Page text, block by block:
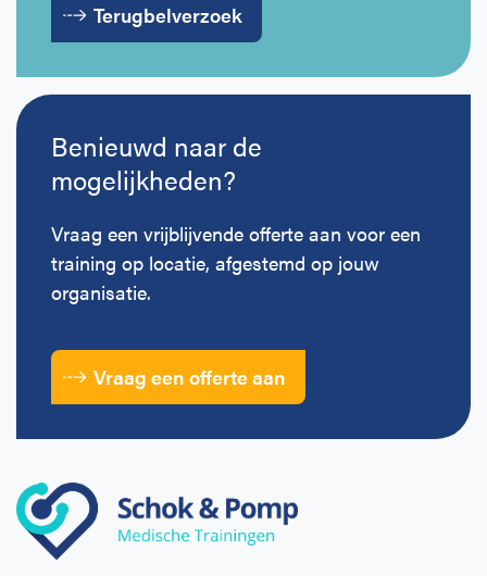
Terugbelverzoek
Benieuwd naar de
mogelijkheden?
Vraag een vrijblijvende offerte aan voor een
training op locatie, afgestemd op jouw
organisatie.
Vraag een offerte aan